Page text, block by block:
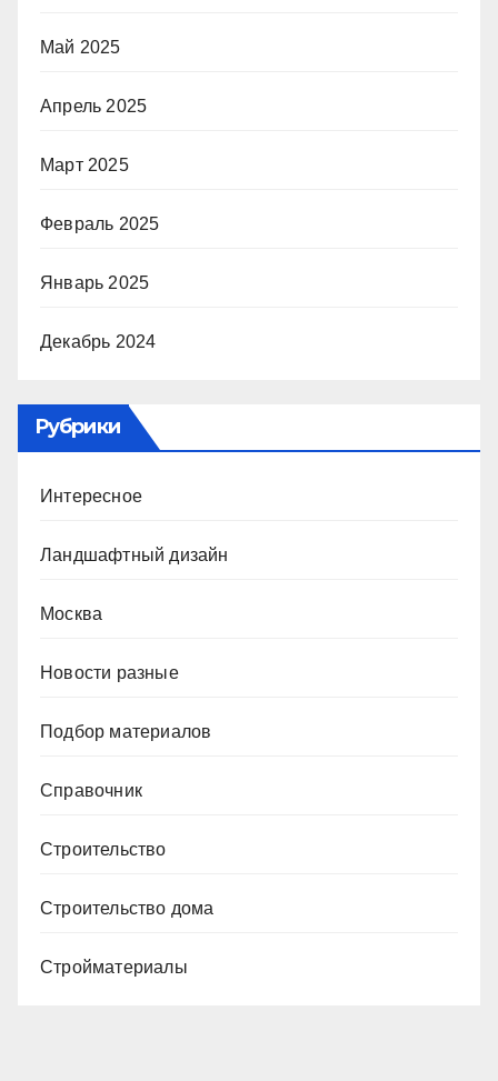
Май 2025
Апрель 2025
Март 2025
Февраль 2025
Январь 2025
Декабрь 2024
Рубрики
Интересное
Ландшафтный дизайн
Москва
Новости разные
Подбор материалов
Справочник
Строительство
Строительство дома
Стройматериалы